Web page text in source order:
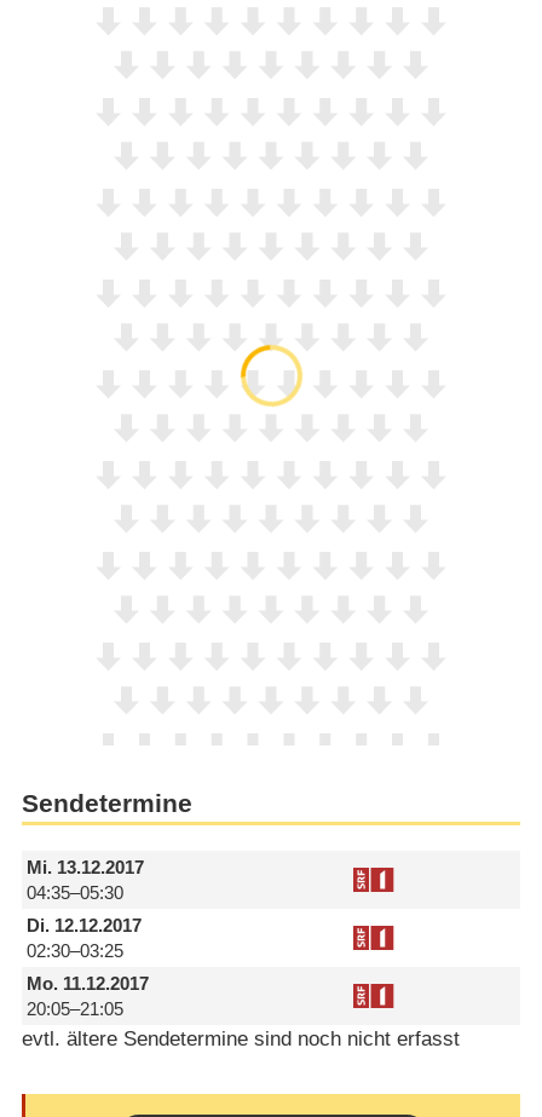
Sendetermine
Mi.13.12.2017
04:35–05:30
Di.12.12.2017
02:30–03:25
Mo.11.12.2017
20:05–21:05
evtl. ältere Sendetermine sind noch nicht erfasst